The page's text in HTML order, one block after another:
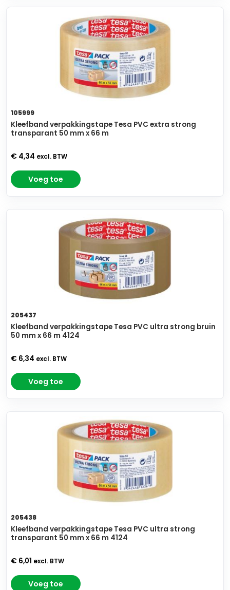
105999
Kleefband verpakkingstape Tesa PVC extra strong
transparant 50 mm x 66 m
€ 4,34 excl. BTW
Voeg toe
205437
Kleefband verpakkingstape Tesa PVC ultra strong bruin
50 mm x 66 m 4124
€ 6,34 excl. BTW
Voeg toe
205438
Kleefband verpakkingstape Tesa PVC ultra strong
transparant 50 mm x 66 m 4124
€ 6,01 excl. BTW
Voeg toe